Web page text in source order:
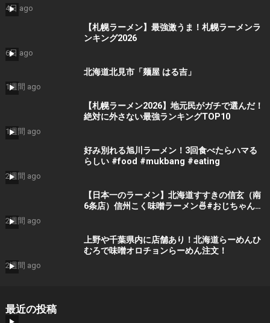
4日 ago
【札幌ラーメン】最強激うま！札幌ラーメンラ
ンキング2026
6日 ago
北海道北見市「麺屋 はる吉」
1週間 ago
【札幌ラーメン2026】地元民がガチで選んだ！
絶対に外さない最強ランキングTOP10
1週間 ago
好み別れる旭川ラーメン！3回食べたらハマる
らしい #food #mukbang #eating
2週間 ago
【日本一のラーメン】北海道すすきの信玄（南
6条店）信州こく味噌ラーメン🍜#おじちゃんね
すきの
2週間 ago
上野や千葉県内に店舗あり！北海道らーめんひ
むろで味噌オロチョンらーめん注文！
2週間 ago
最近の投稿